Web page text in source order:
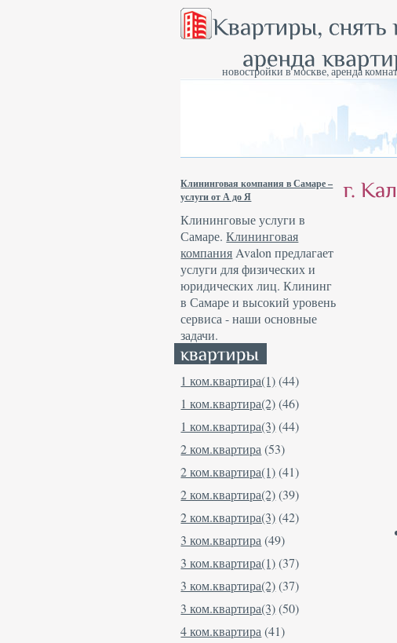
новостройки в москве, аренда
Клининговая компания в Самаре –
услуги от А до Я
Клининговые услуги в
Самаре.Клининговая
компания Avalon предлагает
услуги для физических и
юридических лиц. Клининг
в Самаре и высокий уровень
сервиса - наши основные
задачи.
1 ком.квартира(1)(44)
1 ком.квартира(2)(46)
1 ком.квартира(3)(44)
2 ком.квартира (53)
2 ком.квартира(1)(41)
2 ком.квартира(2)(39)
2 ком.квартира(3)(42)
3 ком.квартира (49)
3 ком.квартира(1)(37)
3 ком.квартира(2)(37)
3 ком.квартира(3)(50)
4 ком.квартира (41)